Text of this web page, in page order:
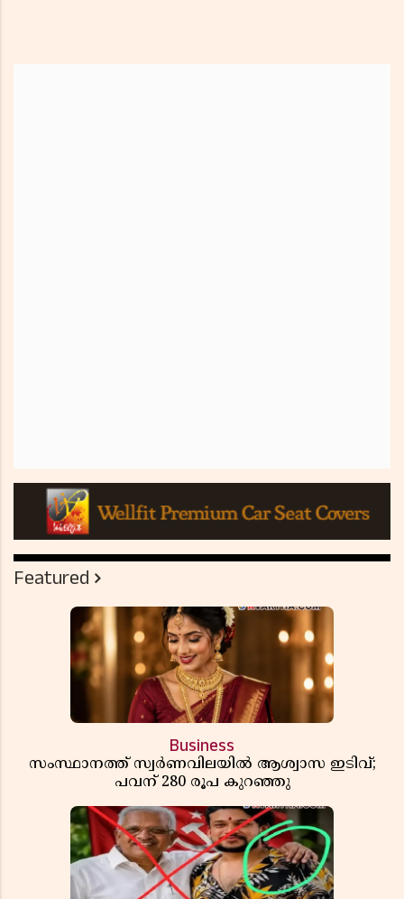
Featured
Business
സംസ്ഥാനത്ത് സ്വര്‍ണവിലയില്‍ ആശ്വാസ ഇടിവ്;
പവന് 280 രൂപ കുറഞ്ഞു